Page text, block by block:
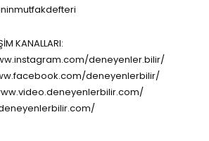
KANALLARI:
deneyenler.bilir/
deneyenlerbilir/